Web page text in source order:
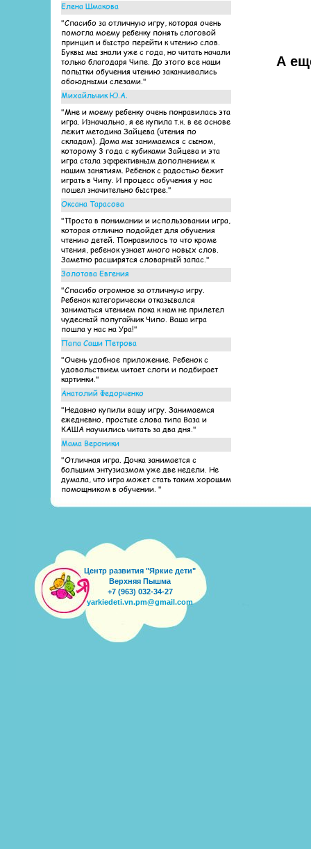
Елена Шмакова
"Спасибо за отличную игру, которая очень
помогла моему ребенку понять слоговой
принцип и быстро перейти к чтению слов.
Буквы мы знали уже с года, но читать начали
только благодаря Чипе. До этого все наши
попытки обучения чтению заканчивались
обоюдными слезами."
Михайльчик Ю.А.
"Мне и моему ребенку очень понравилась эта
игра. Изначально, я ее купила т.к. в ее основе
лежит методика Зайцева (чтения по
складам). Дома мы занимаемся с сыном,
которому 3 года с кубиками Зайцева и эта
игра стала эффективным дополнением к
нашим занятиям. Ребенок с радостью бежит
играть в Чипу. И процесс обучения у нас
пошел значительно быстрее."
Оксана Тарасова
"Проста в понимании и использовании игра,
которая отлично подойдет для обучения
чтению детей. Понравилось то что кроме
чтения, ребенок узнает много новых слов.
Заметно расширятся словарный запас."
Золотова Евгения
"Спасибо огромное за отличную игру.
Ребенок категорически отказывался
заниматься чтением пока к нам не прилетел
чудесный попугайчик Чипо. Ваша игра
пошла у нас на Ура!"
Папа Саши Петрова
"Очень удобное приложение. Ребенок с
удовольствием читает слоги и подбирает
картинки."
Анатолий Федорченко
"Недавно купили вашу игру. Занимаемся
ежедневно, простые слова типа Ваза и
КАША научились читать за два дня."
Мама Вероники
"Отличная игра. Дочка занимается с
большим энтузиазмом уже две недели. Не
думала, что игра может стать таким хорошим
помощником в обучении. "
А
Центр развития "Яркие дети"
Верхняя Пышма
+7 (963) 032-34-27
yarkiedeti.vn.pm@gmail.com